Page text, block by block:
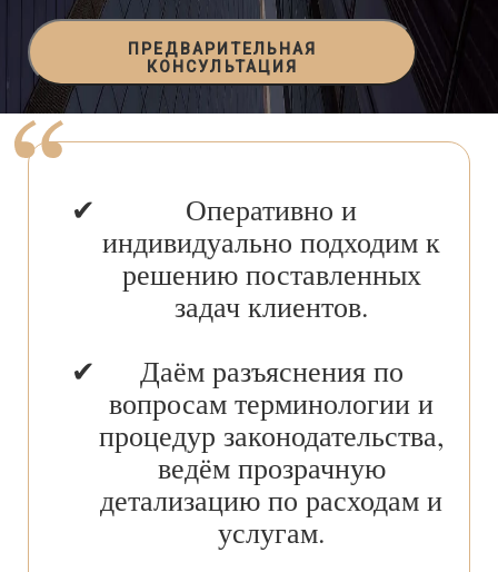
ПРЕДВАРИТЕЛЬНАЯ
КОНСУЛЬТАЦИЯ
Оперативно и
индивидуально подходим к
решению поставленных
задач клиентов.
Даём разъяснения по
вопросам терминологии и
процедур законодательства,
ведём прозрачную
детализацию по расходам и
услугам.